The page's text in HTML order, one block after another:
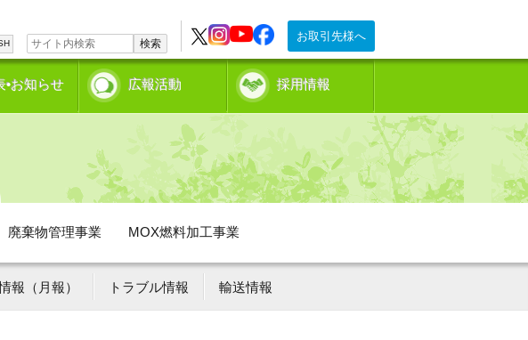
お取引先様へ
検索
•お知らせ 広報活動 採用情報
廃棄物管理事業 MOX燃料加工事業
報（月報） トラブル情報 輸送情報